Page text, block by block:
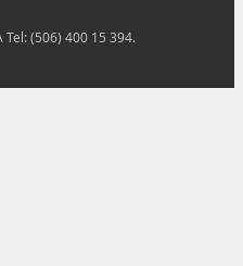
Tel: (506) 400 15 394.